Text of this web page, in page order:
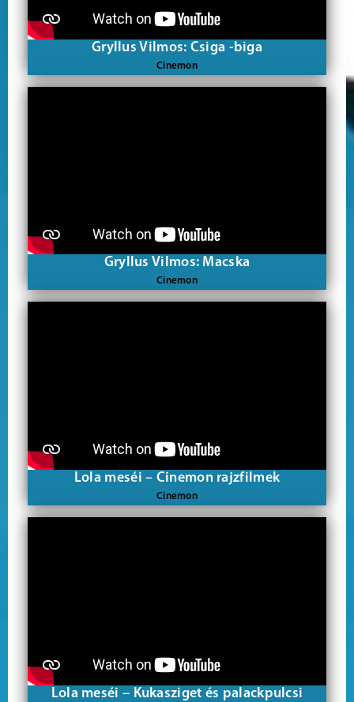
Gryllus Vilmos: Csiga -biga
Cinemon
Gryllus Vilmos: Macska
Cinemon
Lola meséi – Cinemon rajzfilmek
Cinemon
Lola meséi – Kukasziget és palackpulcsi